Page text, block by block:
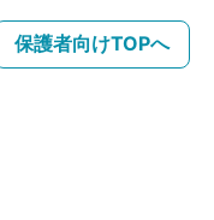
保護者向けTOPへ